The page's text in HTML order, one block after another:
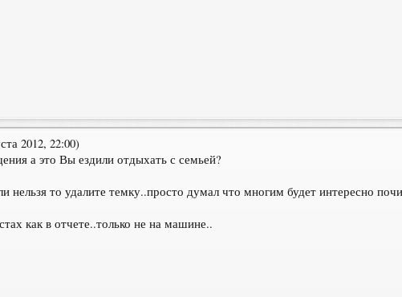
2012, 22:00)
а это Вы ездили отдыхать с семьей?
нельзя то удалите темку..просто думал что многим будет интересно
как в отчете..только не на машине..